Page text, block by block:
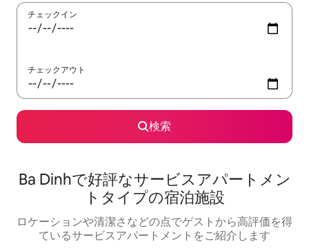
チェックイン
チェックアウト
検索
Ba Dinhで好評なサービスアパートメン
トタイプの宿泊施設
ロケーションや清潔さなどの点でゲストから高評価を得
ているサービスアパートメントをご紹介します